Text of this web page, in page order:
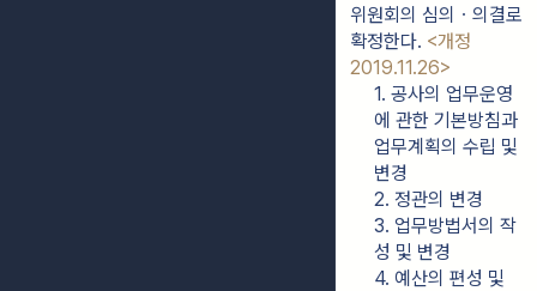
위원회의 심의ㆍ의결로
확정한다. <개정
2019.11.26>
1. 공사의 업무운영
에 관한 기본방침과
업무계획의 수립 및
변경
2. 정관의 변경
3. 업무방법서의 작
성 및 변경
4. 예산의 편성 및